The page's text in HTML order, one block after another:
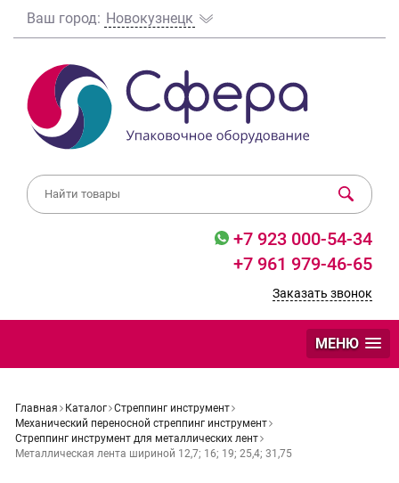
Ваш город: Новокузнецк
+7 923 000-54-34
+7 961 979-46-65
Заказать звонок
МЕНЮ
Главная Каталог Стреппинг инструмент
Механический переносной стреппинг инструмент
Стреппинг инструмент для металлических лент
Металлическая лента шириной 12,7; 16; 19; 25,4; 31,75